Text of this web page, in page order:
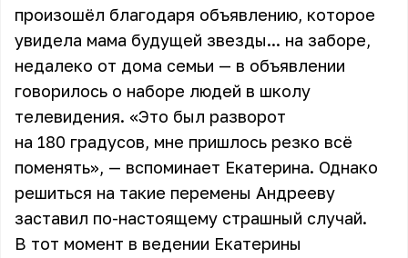
произошёл благодаря объявлению, которое
увидела мама будущей звезды... на заборе,
недалеко от дома семьи — в объявлении
говорилось о наборе людей в школу
телевидения. «Это был разворот
на 180 градусов, мне пришлось резко всё
поменять», — вспоминает Екатерина. Однако
решиться на такие перемены Андрееву
заставил по-настоящему страшный случай.
В тот момент в ведении Екатерины